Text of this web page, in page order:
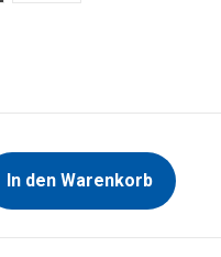
In den Warenkorb